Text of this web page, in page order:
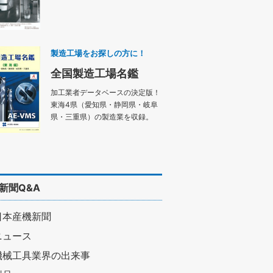
製造工場をお探しの方に！
全国製造工場名鑑
加工業者データベースの決定版！
東海4県（愛知県・静岡県・岐阜
県・三重県）の製造業を収録。
聞Q&A
本産機新聞
ュース
械工具業界の出来事